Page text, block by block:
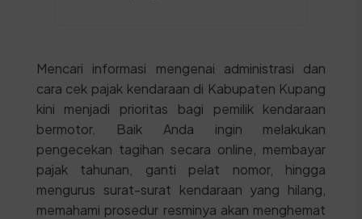
Mencari informasi mengenai administrasi dan
cara cek pajak kendaraan di Kabupaten Kupang
kini menjadi prioritas bagi pemilik kendaraan
bermotor. Baik Anda ingin melakukan
pengecekan tagihan secara online, membayar
pajak tahunan, ganti pelat nomor, hingga
mengurus surat-surat kendaraan yang hilang,
memahami prosedur resminya akan menghemat